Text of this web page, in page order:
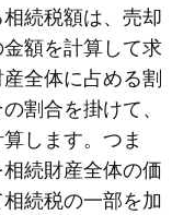
続税額は、売却
額を計算して求
全体に占める割
割合を掛けて、
します。つま
続財産全体の価
続税の一部を加